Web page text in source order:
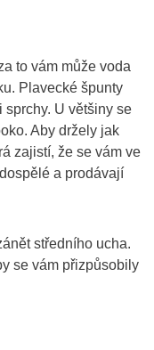
to vám může voda
Plavecké špunty
sprchy. U většiny se
Aby držely jak
zajistí, že se vám ve
a prodávají
středního ucha.
se vám přizpůsobily